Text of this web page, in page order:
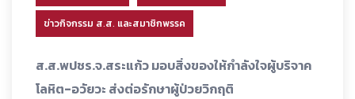
ข่าวกิจกรรม ส.ส. และสมาชิกพรรค
ส.ส.พปชร.จ.สระแก้ว มอบสิ่งของให้กำลังใจผู้บริจาค
โลหิต-อวัยวะ ส่งต่อรักษาผู้ป่วยวิกฤติ